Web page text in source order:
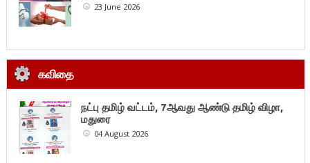
23 June 2026
கவிதை
நட்பு தமிழ் வட்டம், 7ஆவது ஆண்டு தமிழ் விழா,
மதுரை
04 August 2026